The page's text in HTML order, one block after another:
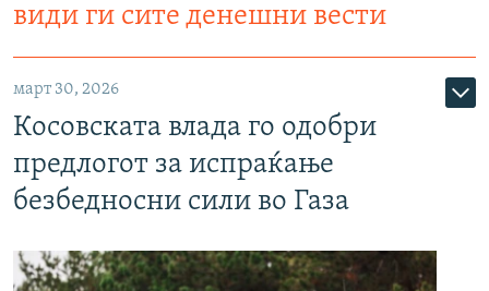
види ги сите денешни вести
март 30, 2026
Косовската влада го одобри
предлогот за испраќање
безбедносни сили во Газа